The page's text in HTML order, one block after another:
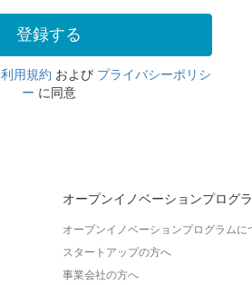
利用規約 および プライバシーポリシ
ー に同意
オープンイノベーションプログ
オープンイノベーションプログラムに
スタートアップの方へ
事業会社の方へ